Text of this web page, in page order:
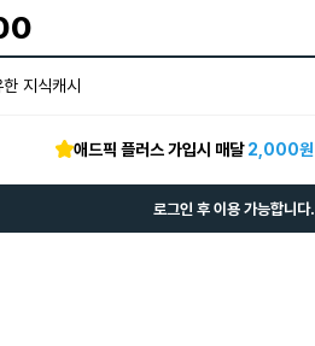
지식캐시
애드픽 플러스 가입시 매달2,000원
로그인 후 이용 가능합니다.